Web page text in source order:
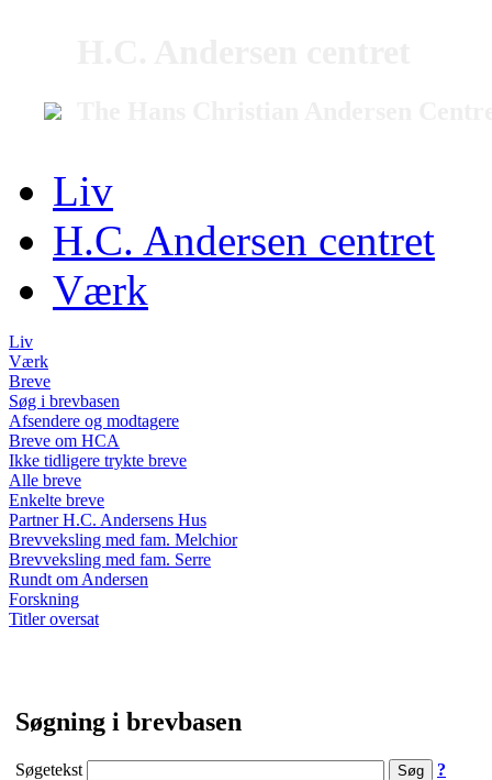
Liv
H.C. Andersen centret
Værk
Liv
Værk
Breve
Søg i brevbasen
Afsendere og modtagere
Breve om HCA
Ikke tidligere trykte breve
Alle breve
Enkelte breve
Partner H.C. Andersens Hus
Brevveksling med fam. Melchior
Brevveksling med fam. Serre
Rundt om Andersen
Forskning
Titler oversat
Søgning i brevbasen
Søgetekst ?